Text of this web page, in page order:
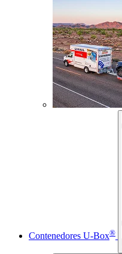
Contenedores U-Box®